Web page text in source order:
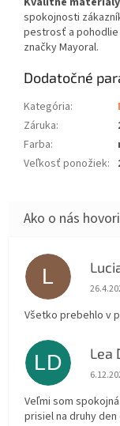
spokojnosti
pestrosť a
značky Mayoral.
Dodatočné
Kategória:
Záruka:
Farba:
Veľkosť ponožiek:
L
Všetko prebehlo v
LD Lea
Veľmi som
prisiel na druhy